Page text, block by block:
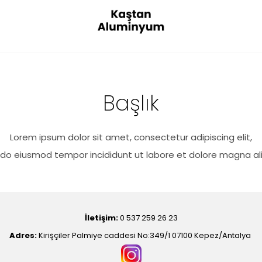
Başlık
Lorem ipsum dolor sit amet, consectetur adipiscing elit,
eiusmod tempor incididunt ut labore et dolore magna
İletişim:0 537 259 26 23
Adres:Kirişçiler Palmiye caddesi No:349/1 07100 Kepez/Antalya